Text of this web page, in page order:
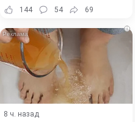
144 54 69
i
8 ч. назад